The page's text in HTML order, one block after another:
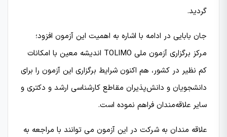
گردید.
جان بابایی در ادامه با اشاره به اهمیت این آزمون افزود؛
مرکز برگزاری آزمون ملی TOLIMO اندیشه معین با امکانات
کم نظیر در کشور، هم اکنون شرایط برگزاری این آزمون را برای
دانشجویان و دانش‌پذیران مقاطع کارشناسی ارشد و دکتری و
سایر علاقه‌مندان فراهم نموده است.
علاقه مندان به شرکت در این آزمون می توانند با مراجعه به